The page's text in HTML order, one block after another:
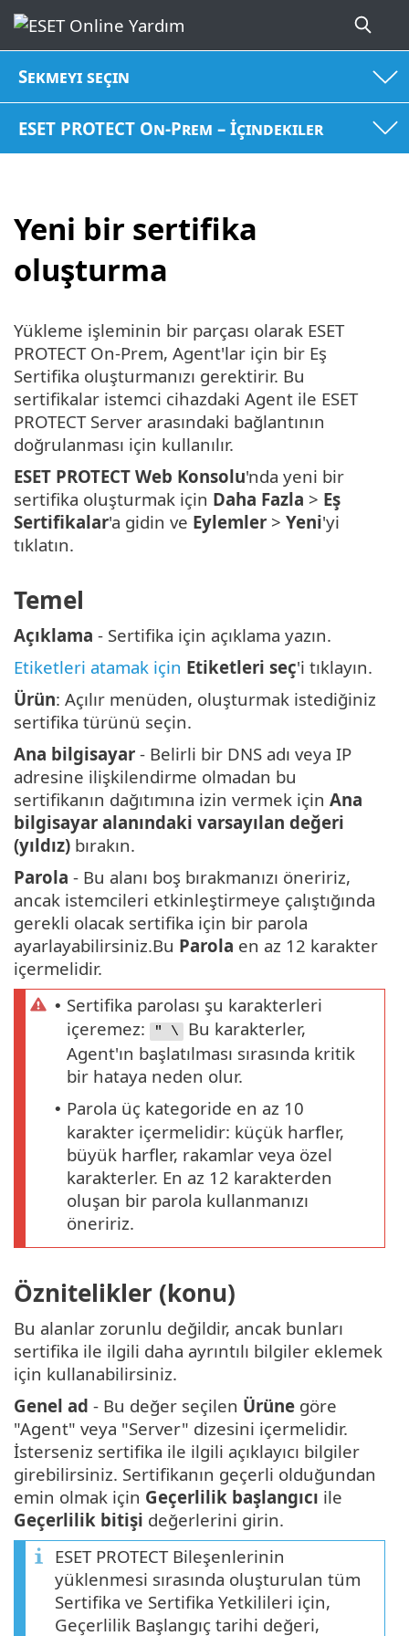
Sekmeyi seçin
ESET PROTECT On-Prem – İçindekiler
Yeni bir sertifika
oluşturma
Yükleme işleminin bir parçası olarak ESET
PROTECT On-Prem, Agent'lar için bir Eş
Sertifika oluşturmanızı gerektirir. Bu
sertifikalar istemci cihazdaki Agent ile ESET
PROTECT Server arasındaki bağlantının
doğrulanması için kullanılır.
ESET PROTECT Web Konsolu'nda yeni bir
sertifika oluşturmak için Daha Fazla > Eş
Sertifikalar'a gidin ve Eylemler > Yeni'yi
tıklatın.
Temel
Açıklama - Sertifika için açıklama yazın.
Etiketleri atamak için Etiketleri seç'i tıklayın.
Ürün: Açılır menüden, oluşturmak istediğiniz
sertifika türünü seçin.
Ana bilgisayar - Belirli bir DNS adı veya IP
adresine ilişkilendirme olmadan bu
sertifikanın dağıtımına izin vermek için Ana
bilgisayar alanındaki varsayılan değeri
(yıldız) bırakın.
Parola - Bu alanı boş bırakmanızı öneririz,
ancak istemcileri etkinleştirmeye çalıştığında
gerekli olacak sertifika için bir parola
ayarlayabilirsiniz.Bu Parola en az 12 karakter
içermelidir.
• Sertifika parolası şu karakterleri
içeremez:
" \
Bu karakterler,
Agent'ın başlatılması sırasında kritik
bir hataya neden olur.
• Parola üç kategoride en az 10
karakter içermelidir: küçük harfler,
büyük harfler, rakamlar veya özel
karakterler. En az 12 karakterden
oluşan bir parola kullanmanızı
öneririz.
Öznitelikler (konu)
Bu alanlar zorunlu değildir, ancak bunları
sertifika ile ilgili daha ayrıntılı bilgiler eklemek
için kullanabilirsiniz.
Genel ad - Bu değer seçilen Ürüne göre
"Agent" veya "Server" dizesini içermelidir.
İsterseniz sertifika ile ilgili açıklayıcı bilgiler
girebilirsiniz. Sertifikanın geçerli olduğundan
emin olmak için Geçerlilik başlangıcı ile
Geçerlilik bitişi değerlerini girin.
ESET PROTECT Bileşenlerinin
yüklenmesi sırasında oluşturulan tüm
Sertifika ve Sertifika Yetkilileri için,
Geçerlilik Başlangıç tarihi değeri,